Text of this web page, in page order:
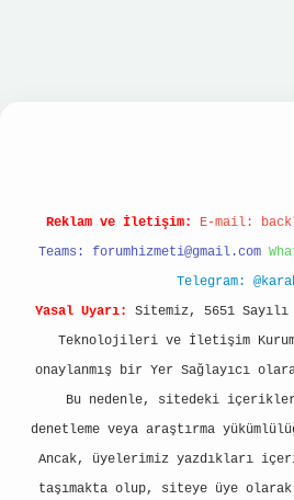
Reklam ve İletişim: E-mail:
Teams: forumhizmeti@gmail.com
Telegram:
Yasal Uyarı:
Sitemiz, 5651
Teknolojileri ve İletişim
onaylanmış bir Yer Sağlayıcı
Bu nedenle, sitedeki
denetleme veya araştırma
Ancak, üyelerimiz yazdıkları
taşımakta olup, siteye üye